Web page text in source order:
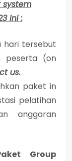
ini :
hari tersebut
peserta (on
us.
paket in
pelatihan
anggaran
Group